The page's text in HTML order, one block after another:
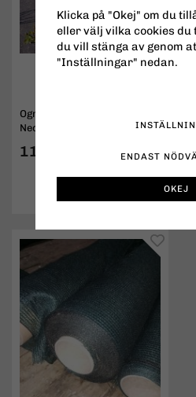
Ogräsduk Biologisk
Nedbrytbar (Biocovers)
119 kr
Klicka på "Okej" om du
eller välj vilka cookies
du vill stänga av genom
"Inställningar" nedan.
ENDAST
OKEJ